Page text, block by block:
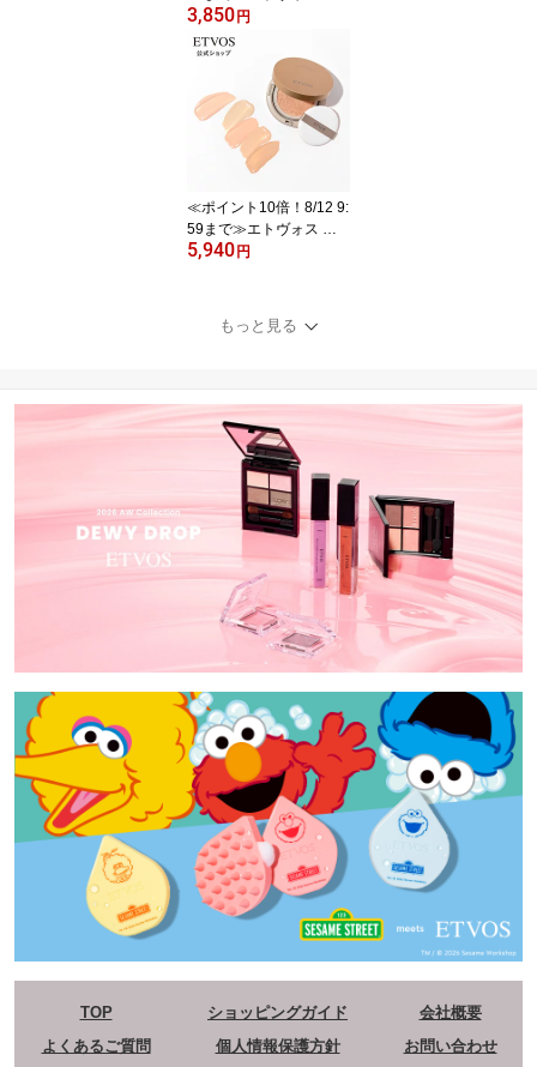
式( ETVOS ) セラミド ビ
タミンC 誘導体 コンシー
ラー シミ ニキビ跡 クマ
保湿 UV 美容液 敏感肌
オレンジ 日本製 「 ミネ
ラルインナートリートメ
ントリキッドコンシーラ
ー 」 SPF36 PA+++ 【30
3,850 円
≪ポイント10倍！8/12 9:
59まで≫エトヴォス 公
式( ETVOS ) ファンデー
肌 日本製 UV 保湿 低刺
激 カバー力 高保湿 「ミ
付）」 SPF32 PA+++
【30日間返品保証】
5,940 円
もっと見る
TOP ショッピングガイド
会社概要
よくあるご質問
個人情報保護方針 お問い合わせ